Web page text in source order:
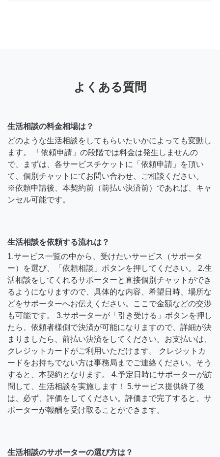
よくある質問
生活相談の料金相場は？
どのような生活相談をしてもらいたいかによっても変動し
ます。 「依頼申請」の段階では料金は発生しませんの
で、まずは、各サービスチケットに「依頼申請」を頂い
て、個別チャットにてお問い合わせ、ご相談ください。
※依頼申請後、本契約前（前払い決済前）であれば、キャ
ンセル可能です。
生活相談を依頼する流れは？
1.サービス一覧の中から、受けたいサービス（サポータ
ー）を選び、「依頼相談」ボタンを押してください。 2.生
活相談をしてくれるサポーターと直接個別チャットができ
るようになりますので、具体的な内容、希望日時、場所な
どをサポーターへお伝えください。ここで金額などの交渉
も可能です。 3.サポーターが「引き受ける」ボタンを押し
たら、依頼者様側で決済が可能になりますので、詳細が決
まりましたら、前払い決済をしてください。お支払いは、
クレジットカードがご利用いただけます。 クレジットカ
ードをお持ちでない方は事務局までご連絡ください。そう
すると、本契約となります。 4.予定日時にサポーターが訪
問して、生活相談を実施します！ 5.サービス提供終了後
は、必ず、評価をしてください。評価まで完了すると、サ
ポーターが報酬を受け取ることができます。
生活相談のサポーターの選び方は？